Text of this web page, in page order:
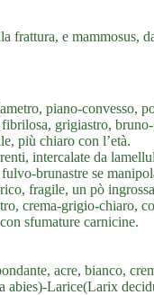
e
piano-convesso,
grigiastro,
più chiaro con l’età.
intercalate da
brunastre se
fragile, un pò
crema-grigio-chiaro,
sfumature carnicine.
acre, bianco,
abies)-Larice(Larix